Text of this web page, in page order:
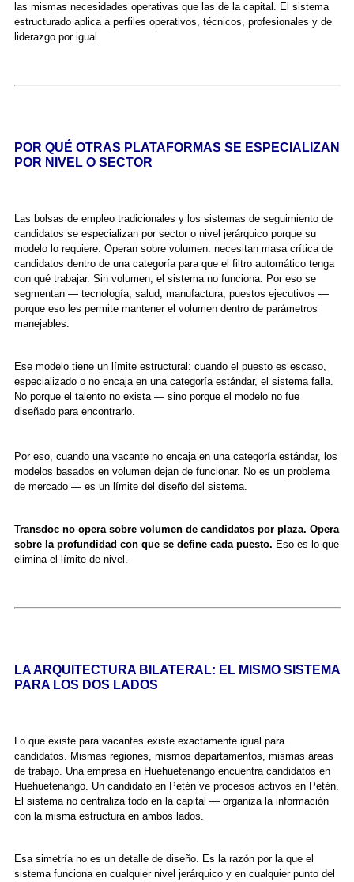
las mismas necesidades operativas que las de la capital. El sistema
estructurado aplica a perfiles operativos, técnicos, profesionales y de
liderazgo por igual.
POR QUÉ OTRAS PLATAFORMAS SE ESPECIALIZAN
POR NIVEL O SECTOR
Las bolsas de empleo tradicionales y los sistemas de seguimiento de
candidatos se especializan por sector o nivel jerárquico porque su
modelo lo requiere. Operan sobre volumen: necesitan masa crítica de
candidatos dentro de una categoría para que el filtro automático tenga
con qué trabajar. Sin volumen, el sistema no funciona. Por eso se
segmentan — tecnología, salud, manufactura, puestos ejecutivos —
porque eso les permite mantener el volumen dentro de parámetros
manejables.
Ese modelo tiene un límite estructural: cuando el puesto es escaso,
especializado o no encaja en una categoría estándar, el sistema falla.
No porque el talento no exista — sino porque el modelo no fue
diseñado para encontrarlo.
Por eso, cuando una vacante no encaja en una categoría estándar, los
modelos basados en volumen dejan de funcionar. No es un problema
de mercado — es un límite del diseño del sistema.
Transdoc no opera sobre volumen de candidatos por plaza. Opera
sobre la profundidad con que se define cada puesto. Eso es lo que
elimina el límite de nivel.
LA ARQUITECTURA BILATERAL: EL MISMO SISTEMA
PARA LOS DOS LADOS
Lo que existe para vacantes existe exactamente igual para
candidatos. Mismas regiones, mismos departamentos, mismas áreas
de trabajo. Una empresa en Huehuetenango encuentra candidatos en
Huehuetenango. Un candidato en Petén ve procesos activos en Petén.
El sistema no centraliza todo en la capital — organiza la información
con la misma estructura en ambos lados.
Esa simetría no es un detalle de diseño. Es la razón por la que el
sistema funciona en cualquier nivel jerárquico y en cualquier punto del